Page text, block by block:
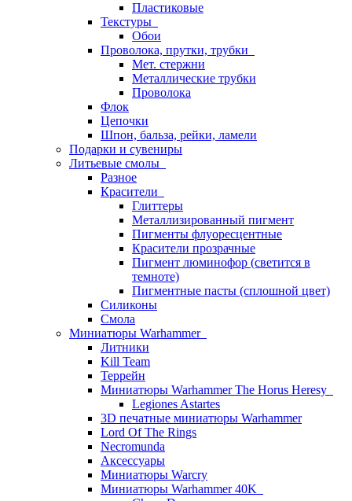
Пластиковые
Текстуры
Обои
Проволока, прутки, трубки
Мет. стержни
Металлические трубки
Проволока
Флок
Цепочки
Шпон, бальза, рейки, ламели
Подарки и сувениры
Литьевые смолы
Разное
Красители
Глиттеры
Металлизированный пигмент
Пигменты флуоресцентные
Красители прозрачные
Пигмент люминофор (светится в
темноте)
Пигментные пасты (сплошной цвет)
Силиконы
Смола
Миниатюры Warhammer
Литники
Kill Team
Террейн
Миниатюры Warhammer The Horus Heresy
Legiones Astartes
3D печатные миниатюры Warhammer
Lord Of The Rings
Necromunda
Аксессуары
Миниатюры Warcry
Миниатюры Warhammer 40K